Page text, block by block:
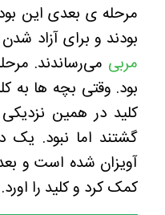
مرحله ی بعدی این
بودند و برای آزاد شدن
مربی می‌رساندند.
بود. وقتی بچه ها به
کلید در همین
گشتند اما نبود. یک
آویزان شده است و
کمک کرد و کلید را اورد.